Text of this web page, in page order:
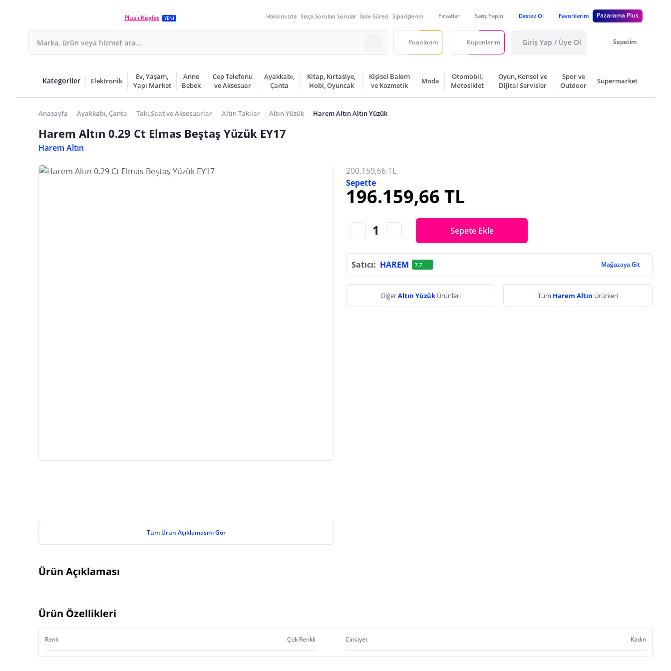
Plus'ı Keşfet YENİ Hakkımızda Sıkça Sorulan Sorular İade Süreci Siparişlerim Fırsatlar Satış Yapın! Destek Ol Favorilerim Pazarama Plus
Puanlarım Kuponlarım Giriş Yap / Üye Ol Sepetim
Kategoriler Elektronik
Ev, Yaşam,
Yapı Market
Anne
Bebek
Cep Telefonu
ve Aksesuar
Ayakkabı,
Çanta
Kitap, Kırtasiye,
Hobi, Oyuncak
Kişisel Bakım
ve Kozmetik
Moda
Otomobil,
Motosiklet
Oyun, Konsol ve
Dijital Servisler
Spor ve
Outdoor
Süpermarket
Anasayfa Ayakkabı, Çanta Takı,Saat ve Aksesuarlar Altın Takılar Altın Yüzük Harem Altın Altın Yüzük
Harem Altın 0.29 Ct Elmas Beştaş Yüzük EY17
Harem Altın
Tüm Ürün Açıklamasını Gör
200.159,66 TL
Sepette
196.159,66 TL
Sepete Ekle
Satıcı: HAREM 7.7 Mağazaya Git
DiğerAltın Yüzük Ürünleri Tüm Harem Altın Ürünleri
Ürün Açıklaması
Ürün Özellikleri
Renk Çok Renkli Cinsiyet Kadın